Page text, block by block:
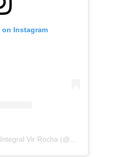
Instagram